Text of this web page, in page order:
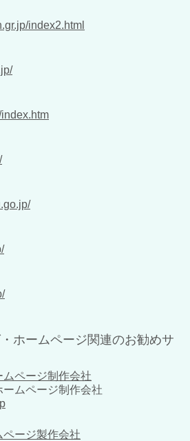
index2.html
ホームページ関連のお勧めサ
ページ制作会社
ムページ制作会社
ページ製作会社